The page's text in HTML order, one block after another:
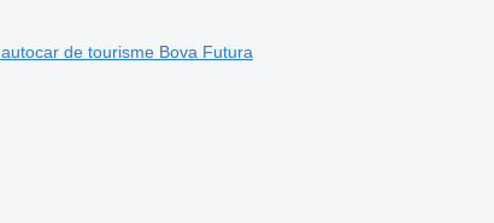
autocar de tourisme Bova Futura